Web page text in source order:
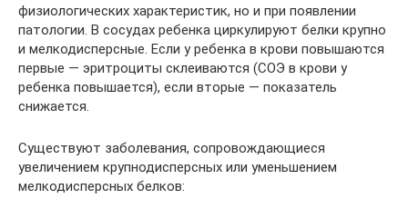
физиологических характеристик, но и при появлении
патологии. В сосудах ребенка циркулируют белки крупно
и мелкодисперсные. Если у ребенка в крови повышаются
первые — эритроциты склеиваются (СОЭ в крови у
ребенка повышается), если вторые — показатель
снижается.
Существуют заболевания, сопровождающиеся
увеличением крупнодисперсных или уменьшением
мелкодисперсных белков: